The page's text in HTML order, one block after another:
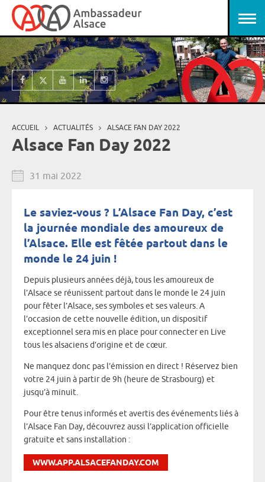
Aller au contenu principal
Vous êtes ici
ACCUEIL ACTUALITÉS ALSACE FAN DAY 2022
Alsace Fan Day 2022
31 mai 2022
Le saviez-vous ? L’Alsace Fan Day, c’est
la journée mondiale des amoureux de
l’Alsace. Elle est fêtée partout dans le
monde le 24 juin !
Depuis plusieurs années déjà, tous les amoureux de
l’Alsace se réunissent partout dans le monde le 24 juin
pour fêter l’Alsace, ses symboles et ses valeurs. A
l’occasion de cette nouvelle édition, un dispositif
exceptionnel sera mis en place pour connecter en Live
tous les alsaciens d’origine et de cœur.
Ne manquez donc pas l’émission en direct ! Réservez bien
votre 24 juin à partir de 9h (heure de Strasbourg) et
jusqu’à minuit.
Pour être tenus informés et avertis des événements liés à
l’Alsace Fan Day, découvrez aussi l’application officielle
gratuite et sans installation :
WWW.APP.ALSACEFANDAY.COM
Panneau de gestion des cookies